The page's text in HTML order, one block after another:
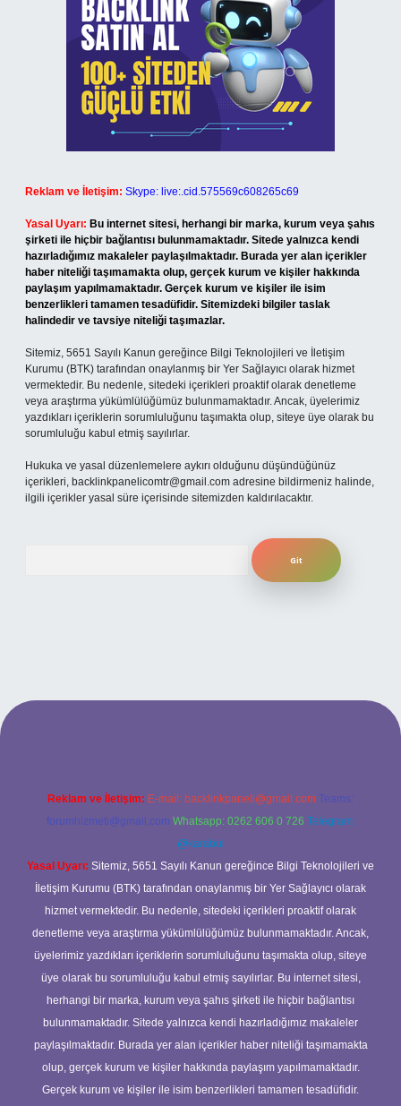
Reklam ve İletişim: Skype: live:.cid.575569c608265c69
Yasal Uyarı: Bu internet sitesi, herhangi bir marka, kurum veya şahıs
şirketi ile hiçbir bağlantısı bulunmamaktadır. Sitede yalnızca kendi
hazırladığımız makaleler paylaşılmaktadır. Burada yer alan içerikler
haber niteliği taşımamakta olup, gerçek kurum ve kişiler hakkında
paylaşım yapılmamaktadır. Gerçek kurum ve kişiler ile isim
benzerlikleri tamamen tesadüfidir. Sitemizdeki bilgiler taslak
halindedir ve tavsiye niteliği taşımazlar.
Sitemiz, 5651 Sayılı Kanun gereğince Bilgi Teknolojileri ve İletişim
Kurumu (BTK) tarafından onaylanmış bir Yer Sağlayıcı olarak hizmet
vermektedir. Bu nedenle, sitedeki içerikleri proaktif olarak denetleme
veya araştırma yükümlülüğümüz bulunmamaktadır. Ancak, üyelerimiz
yazdıkları içeriklerin sorumluluğunu taşımakta olup, siteye üye olarak bu
sorumluluğu kabul etmiş sayılırlar.
Hukuka ve yasal düzenlemelere aykırı olduğunu düşündüğünüz
içerikleri, backlinkpanelicomtr@gmail.com adresine bildirmeniz halinde,
ilgili içerikler yasal süre içerisinde sitemizden kaldırılacaktır.
Reklam ve İletişim: E-mail: backlinkpaneli@gmail.com Teams:
forumhizmeti@gmail.com Whatsapp: 0262 606 0 726 Telegram:
@karabul
Yasal Uyarı: Sitemiz, 5651 Sayılı Kanun gereğince Bilgi Teknolojileri ve
İletişim Kurumu (BTK) tarafından onaylanmış bir Yer Sağlayıcı olarak
hizmet vermektedir. Bu nedenle, sitedeki içerikleri proaktif olarak
denetleme veya araştırma yükümlülüğümüz bulunmamaktadır. Ancak,
üyelerimiz yazdıkları içeriklerin sorumluluğunu taşımakta olup, siteye
üye olarak bu sorumluluğu kabul etmiş sayılırlar. Bu internet sitesi,
herhangi bir marka, kurum veya şahıs şirketi ile hiçbir bağlantısı
bulunmamaktadır. Sitede yalnızca kendi hazırladığımız makaleler
paylaşılmaktadır. Burada yer alan içerikler haber niteliği taşımamakta
olup, gerçek kurum ve kişiler hakkında paylaşım yapılmamaktadır.
Gerçek kurum ve kişiler ile isim benzerlikleri tamamen tesadüfidir.